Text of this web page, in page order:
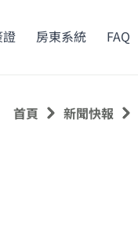
房東系統 FAQ
首頁 新聞快報